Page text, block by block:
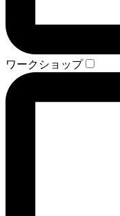
ワークショップ